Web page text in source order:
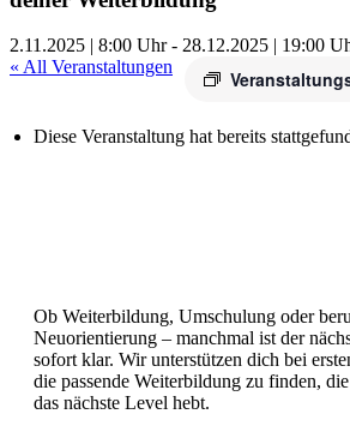
2.11.2025 | 8:00 Uhr- 28.12.2025 | 19:00
« All Veranstaltungen
Diese Veranstaltung hat bereits
Ob Weiterbildung, Umschulung oder
Neuorientierung – manchmal ist der
sofort klar. Wir unterstützen dich bei
die passende Weiterbildung zu finden,
das nächste Level hebt.